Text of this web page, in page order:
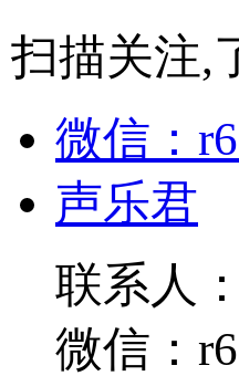
扫描关注,
微信：
声乐君
联系人
微信：